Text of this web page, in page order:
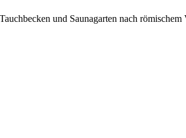
und Saunagarten nach